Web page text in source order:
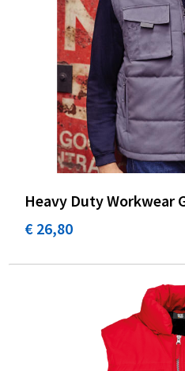
Heavy Duty Workwear
€ 26,80